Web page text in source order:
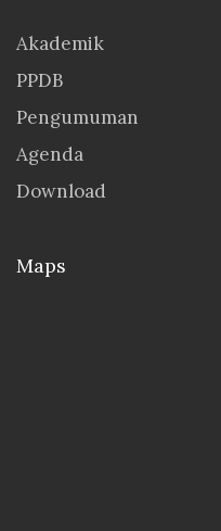
Akademik
PPDB
Pengumuman
Agenda
Download
Maps